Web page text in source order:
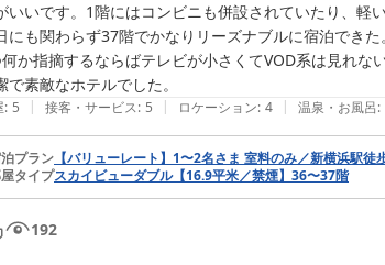
いいです。1階にはコンビニも併設されていたり、軽
にも関わらず37階でかなりリーズナブルに宿泊できた。
か指摘するならばテレビが小さくてVOD系は見れない
で素敵なホテルでした。
: 5 | 接客・サービス: 5 | ロケーション: 4 | 温泉・お風呂:
プラン 【バリューレート】1〜2名さま 室料のみ／新横浜駅
タイプスカイビューダブル【16.9平米／禁煙】36〜37階
192